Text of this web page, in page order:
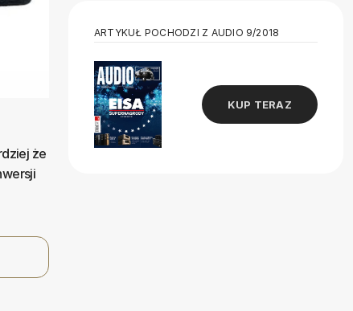
że
ARTYKUŁ POCHODZI Z AUDIO 9/2018
KUP TERAZ